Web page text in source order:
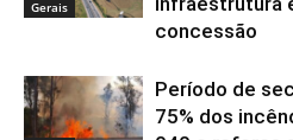
Gerais
concessão
Período de
75% dos